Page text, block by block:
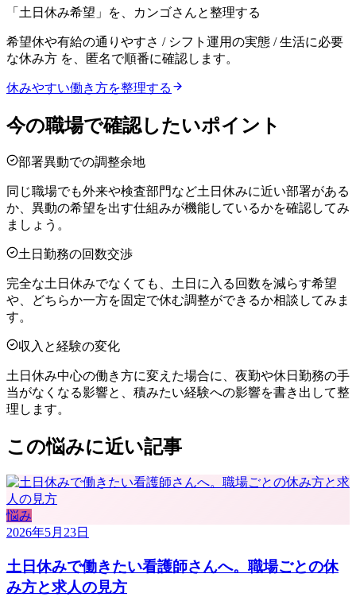
「土日休み希望」を、カンゴさんと整理する
希望休や有給の通りやすさ / シフト運用の実態 / 生活に必要
な休み方 を、匿名で順番に確認します。
休みやすい働き方を整理する
今の職場で確認したいポイント
部署異動での調整余地
同じ職場でも外来や検査部門など土日休みに近い部署がある
か、異動の希望を出す仕組みが機能しているかを確認してみ
ましょう。
土日勤務の回数交渉
完全な土日休みでなくても、土日に入る回数を減らす希望
や、どちらか一方を固定で休む調整ができるか相談してみま
す。
収入と経験の変化
土日休み中心の働き方に変えた場合に、夜勤や休日勤務の手
当がなくなる影響と、積みたい経験への影響を書き出して整
理します。
この悩みに近い記事
悩み
2026年5月23日
土日休みで働きたい看護師さんへ。職場ごとの休
み方と求人の見方